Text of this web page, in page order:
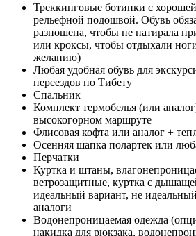
Треккинговые ботинки с
рельефной подошвой. Обувь
разношена, чтобы не натирала
или кроксы, чтобы отдыхали
желанию)
Любая удобная обувь для
переездов по Тибету
Спальник
Комплект термобелья (или
высокогорном маршруте
Флисовая кофта или аналог +
Осенняя шапка полартек или
Перчатки
Куртка и штаны,
ветрозащитные, куртка c
идеальный вариант, не
аналоги
Водонепроницаемая одежда
накидка для рюкзака,